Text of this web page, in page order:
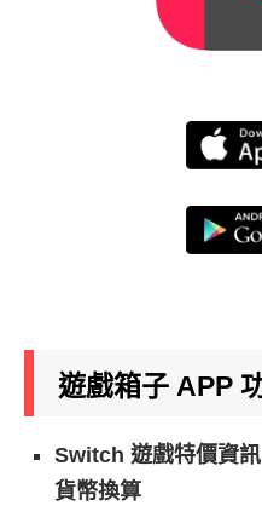
遊戲箱子 APP
Switch 遊戲特價資
貨幣換算